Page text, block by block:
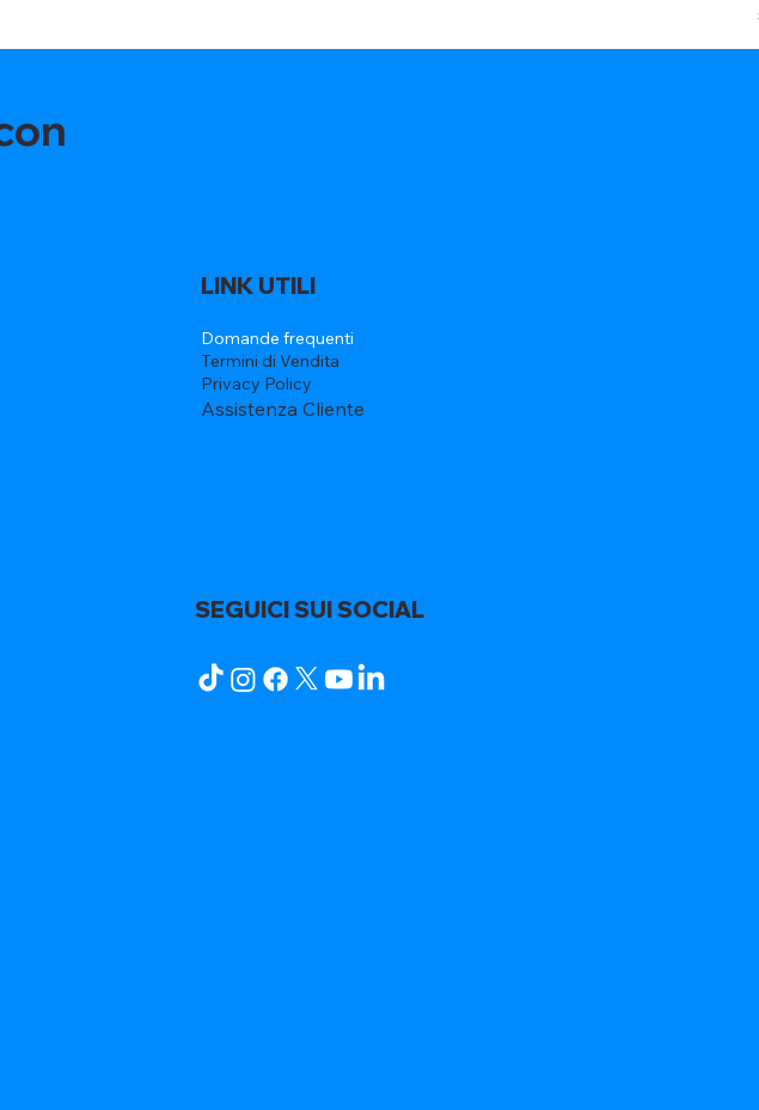
LINK UTILI
Domande frequenti
Termini di Vendita
Privacy Policy
Assistenza Cliente
SEGUICI SUI SOCIAL